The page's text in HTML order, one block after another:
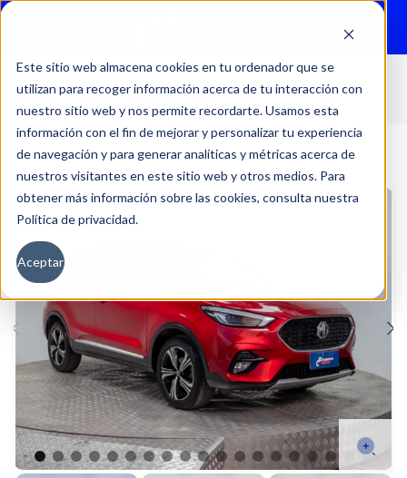
Este sitio web almacena cookies en tu ordenador que se
utilizan para recoger información acerca de tu interacción con
nuestro sitio web y nos permite recordarte. Usamos esta
información con el fin de mejorar y personalizar tu experiencia
de navegación y para generar analíticas y métricas acerca de
nuestros visitantes en este sitio web y otros medios. Para
obtener más información sobre las cookies, consulta nuestra
Política de privacidad.
Aceptar
Inicio Autos